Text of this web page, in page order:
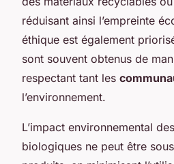
réduisant ainsi l’empreinte
éthique est également
sont souvent obtenus de
respectant tant les
l’environnement.
L’impact environnemental
biologiques ne peut être